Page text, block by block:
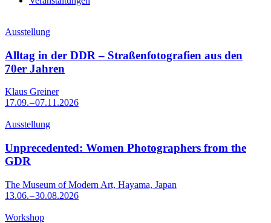
Ausstellung
Alltag in der DDR – Straßenfotografien aus den
70er Jahren
Klaus Greiner
17.09. – 07.11.2026
Ausstellung
Unprecedented: Women Photographers from the
GDR
The Museum of Modern Art, Hayama, Japan
13.06. – 30.08.2026
Workshop